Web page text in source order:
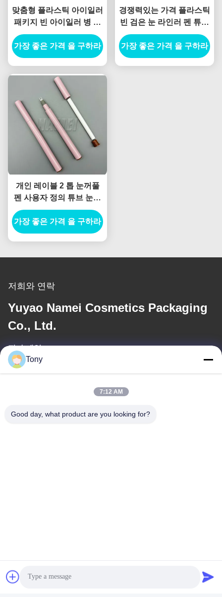
맞춤형 플라스틱 아이일러
패키지 빈 아이일러 병 개
인 로고 빈 아이일러 연필
가장 좋은 가격 을 구하라
경쟁력있는 가격 플라스틱
빈 검은 눈 라인러 펜 튜브
빈 눈 라인러 펜
가장 좋은 가격 을 구하라
개인 레이블 2 톱 눈꺼풀
펜 사용자 정의 튜브 눈꺼
풀 컬렉션 조각 폼드 눈꺼
풀 연필 컨테이너
가장 좋은 가격 을 구하라
저희와 연락
Yuyao Namei Cosmetics Packaging
Co., Ltd.
전자 메일
개인정보 보호 정책
Tony
7:12 AM
Good day, what product are you looking for?